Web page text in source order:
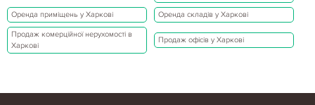
Оренда приміщень у Харкові Оренда складів у Харкові
Продаж комерційної нерухомості в
Харкові
Продаж офісів у Харкові